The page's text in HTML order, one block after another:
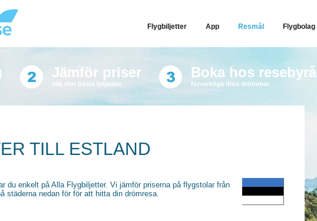
Flygbiljetter App Resmål Flygbolag
Jämför priser
välj den bästa biljetten
Boka hos resebyrå
förverkliga dina drömmar
TILL ESTLAND
du enkelt på Alla Flygbiljetter. Vi jämför priserna på flygstolar från
städerna nedan för för att hitta din drömresa.